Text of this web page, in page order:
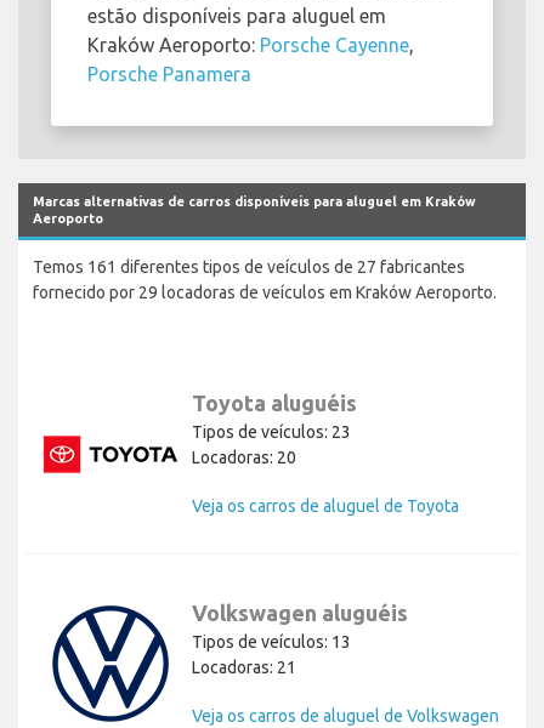
estão disponíveis para aluguel em
Kraków Aeroporto: Porsche Cayenne,
Porsche Panamera
Marcas alternativas de carros disponíveis para aluguel em Kraków
Aeroporto
Temos 161 diferentes tipos de veículos de 27 fabricantes
fornecido por 29 locadoras de veículos em Kraków Aeroporto.
Toyota aluguéis
Tipos de veículos: 23
Locadoras: 20
Veja os carros de aluguel de Toyota
Volkswagen aluguéis
Tipos de veículos: 13
Locadoras: 21
Veja os carros de aluguel de Volkswagen